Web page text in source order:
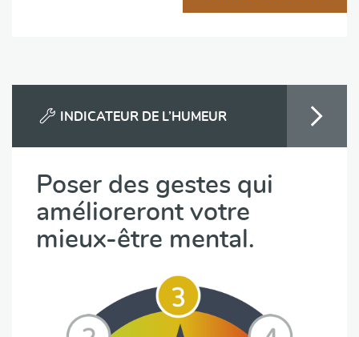
INDICATEUR DE L’HUMEUR
Poser des gestes qui
amélioreront votre
mieux-être mental.